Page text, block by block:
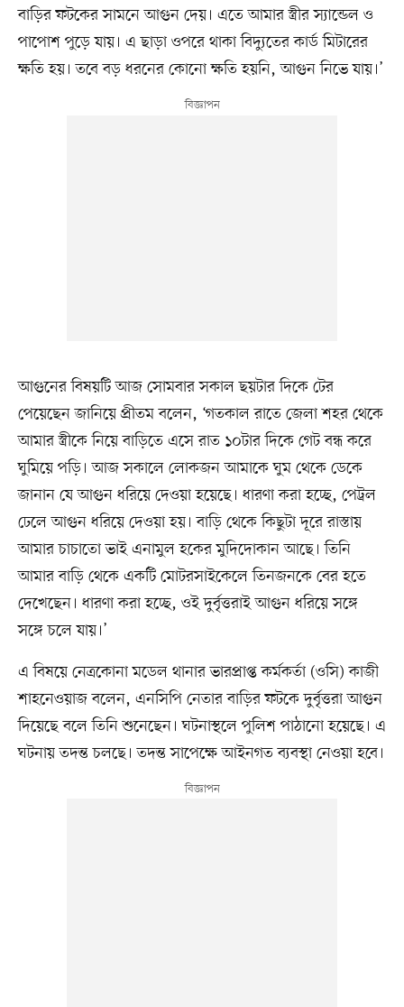
বাড়ির ফটকের সামনে আগুন দেয়। এতে আমার স্ত্রীর স্যান্ডেল ও
পাপোশ পুড়ে যায়। এ ছাড়া ওপরে থাকা বিদ্যুতের কার্ড মিটারের
ক্ষতি হয়। তবে বড় ধরনের কোনো ক্ষতি হয়নি, আগুন নিভে যায়।’
আগুনের বিষয়টি আজ সোমবার সকাল ছয়টার দিকে টের
পেয়েছেন জানিয়ে প্রীতম বলেন, ‘গতকাল রাতে জেলা শহর থেকে
আমার স্ত্রীকে নিয়ে বাড়িতে এসে রাত ১০টার দিকে গেট বন্ধ করে
ঘুমিয়ে পড়ি। আজ সকালে লোকজন আমাকে ঘুম থেকে ডেকে
জানান যে আগুন ধরিয়ে দেওয়া হয়েছে। ধারণা করা হচ্ছে, পেট্রল
ঢেলে আগুন ধরিয়ে দেওয়া হয়। বাড়ি থেকে কিছুটা দূরে রাস্তায়
আমার চাচাতো ভাই এনামুল হকের মুদিদোকান আছে। তিনি
আমার বাড়ি থেকে একটি মোটরসাইকেলে তিনজনকে বের হতে
দেখেছেন। ধারণা করা হচ্ছে, ওই দুর্বৃত্তরাই আগুন ধরিয়ে সঙ্গে
সঙ্গে চলে যায়।’
এ বিষয়ে নেত্রকোনা মডেল থানার ভারপ্রাপ্ত কর্মকর্তা (ওসি) কাজী
শাহনেওয়াজ বলেন, এনসিপি নেতার বাড়ির ফটকে দুর্বৃত্তরা আগুন
দিয়েছে বলে তিনি শুনেছেন। ঘটনাস্থলে পুলিশ পাঠানো হয়েছে। এ
ঘটনায় তদন্ত চলছে। তদন্ত সাপেক্ষে আইনগত ব্যবস্থা নেওয়া হবে।